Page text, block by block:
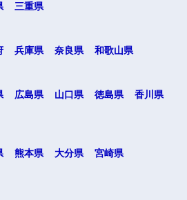
三重県
兵庫県 奈良県 和歌山県
広島県 山口県 徳島県
香川県
熊本県 大分県
宮崎県